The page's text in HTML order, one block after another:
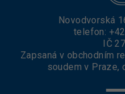
Novodvorská
telefon:
IČ
Zapsaná v obchodním
soudem v Praze,